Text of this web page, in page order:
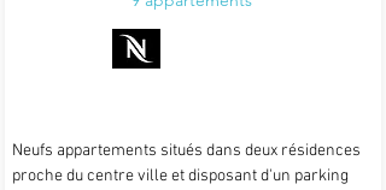
Neufs appartements situés dans deux résidences
proche du centre ville et disposant d'un parking